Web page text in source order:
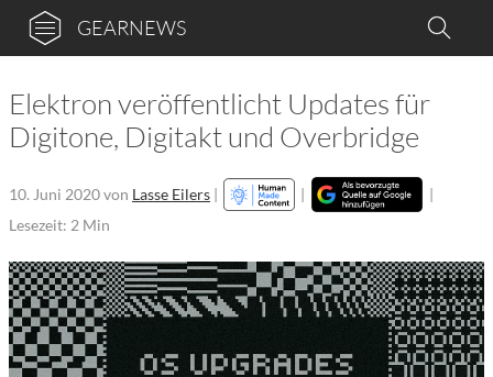
GEARNEWS
Elektron veröffentlicht Updates für
Digitone, Digitakt und Overbridge
10. Juni 2020von Lasse Eilers | |
|
Lesezeit: 2 Min